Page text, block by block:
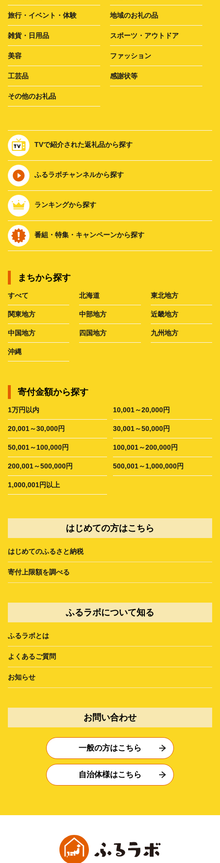
旅行・イベント・体験 地域のお礼の品
雑貨・日用品 スポーツ・アウトドア
美容 ファッション
工芸品 感謝状等
その他のお礼品
TVで紹介された返礼品から探す
ふるラボチャンネルから探す
ランキングから探す
番組・特集・キャンペーンから探す
まちから探す
すべて 北海道 東北地方
関東地方 中部地方 近畿地方
中国地方 四国地方 九州地方
沖縄
寄付金額から探す
1万円以内 10,001～20,000円
20,001～30,000円 30,001～50,000円
50,001～100,000円 100,001～200,000円
200,001～500,000円 500,001～1,000,000円
1,000,001円以上
はじめての方はこちら
はじめてのふるさと納税
寄付上限額を調べる
ふるラボについて知る
ふるラボとは
よくあるご質問
お知らせ
お問い合わせ
一般の方はこちら
自治体様はこちら